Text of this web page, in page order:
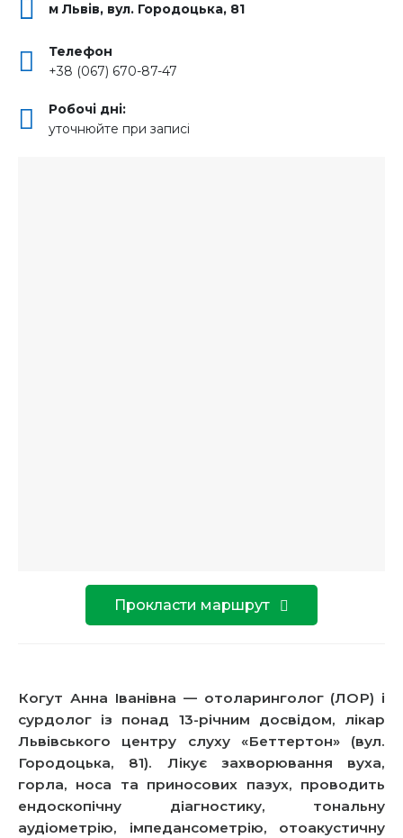
м Львів, вул. Городоцька, 81
Телефон
+38 (067) 670-87-47
Робочі дні:
уточнюйте при записі
Прокласти маршрут
Когут Анна Іванівна — отоларинголог (ЛОР) і
сурдолог із понад 13-річним досвідом, лікар
Львівського центру слуху «Беттертон» (вул.
Городоцька, 81). Лікує захворювання вуха,
горла, носа та приносових пазух, проводить
ендоскопічну діагностику, тональну
аудіометрію, імпедансометрію, отоакустичну